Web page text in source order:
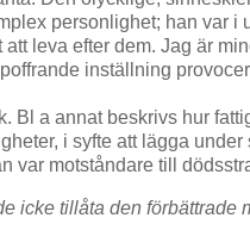
personlighet; han var
leva efter dem. Jag är
inställning
Bl a annat beskrivs hur
i syfte att lägga
var motståndare till
icke tillåta den förbättrade